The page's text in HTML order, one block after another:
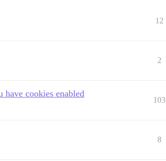
12
2
have cookies enabled
103
8